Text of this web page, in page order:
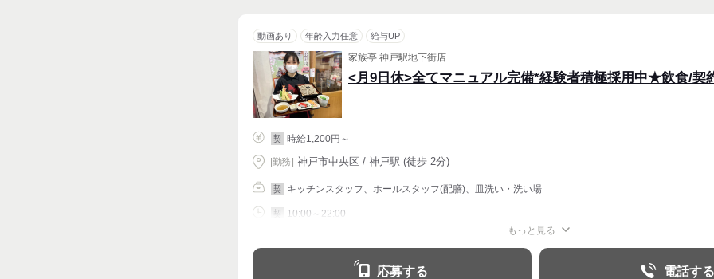
動画あり 年齢入力任意 給与UP
家族亭 神戸駅地下街店
<月9日休>全てマニュアル完備*経験者積極採用中★飲食/契
契 時給1,200円～
|勤務 神戸市中央区 / 神戸駅 (徒歩 2分)
契 キッチンスタッフ、ホールスタッフ(配膳)、皿洗い・洗い場
契 10:00～22:00
もっと見る
応募する 電話する